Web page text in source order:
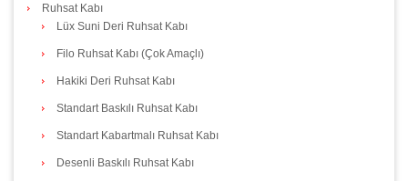
Ruhsat Kabı
Lüx Suni Deri Ruhsat Kabı
Filo Ruhsat Kabı (Çok Amaçlı)
Hakiki Deri Ruhsat Kabı
Standart Baskılı Ruhsat Kabı
Standart Kabartmalı Ruhsat Kabı
Desenli Baskılı Ruhsat Kabı